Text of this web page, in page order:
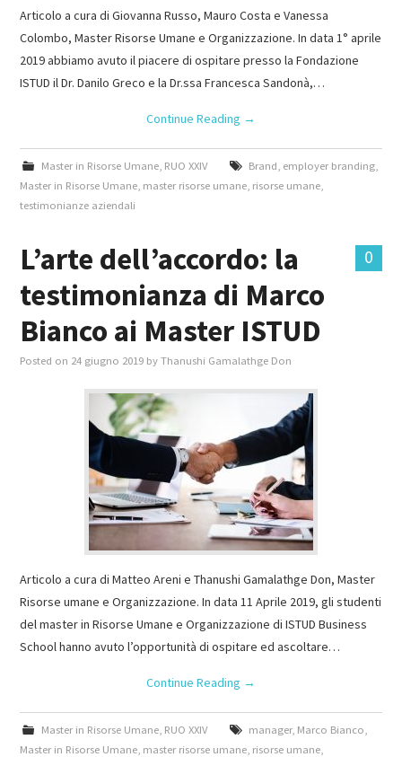
Articolo a cura di Giovanna Russo, Mauro Costa e Vanessa
Colombo, Master Risorse Umane e Organizzazione. In data 1° aprile
2019 abbiamo avuto il piacere di ospitare presso la Fondazione
ISTUD il Dr. Danilo Greco e la Dr.ssa Francesca Sandonà,…
Continue Reading →
Master in Risorse Umane, RUO XXIV Brand employer branding,
Master in Risorse Umane master risorse umane risorse umane
testimonianze aziendali
0
L’arte dell’accordo: la
testimonianza di Marco
Bianco ai Master ISTUD
Posted on 24 giugno 2019 byThanushi Gamalathge Don
Articolo a cura di Matteo Areni e Thanushi Gamalathge Don, Master
Risorse umane e Organizzazione. In data 11 Aprile 2019, gli studenti
del master in Risorse Umane e Organizzazione di ISTUD Business
School hanno avuto l’opportunità di ospitare ed ascoltare…
Continue Reading →
Master in Risorse Umane, RUO XXIV manager, Marco Bianco
Master in Risorse Umane master risorse umane risorse umane